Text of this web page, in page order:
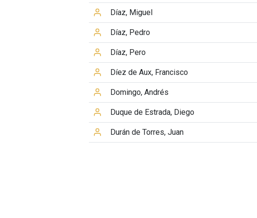
Díaz, Miguel
Díaz, Pedro
Díaz, Pero
Díez de Aux, Francisco
Domingo, Andrés
Duque de Estrada, Diego
Durán de Torres, Juan